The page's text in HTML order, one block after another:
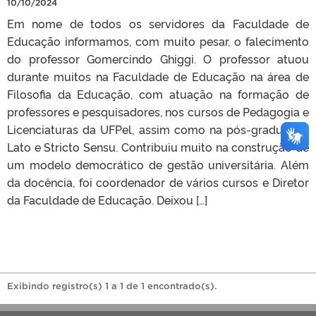
10/10/2024
Em nome de todos os servidores da Faculdade de
Educação informamos, com muito pesar, o falecimento
do professor Gomercindo Ghiggi. O professor atuou
durante muitos na Faculdade de Educação na área de
Filosofia da Educação, com atuação na formação de
professores e pesquisadores, nos cursos de Pedagogia e
Licenciaturas da UFPel, assim como na pós-graduação
Lato e Stricto Sensu. Contribuiu muito na construção de
um modelo democrático de gestão universitária. Além
da docência, foi coordenador de vários cursos e Diretor
da Faculdade de Educação. Deixou […]
Exibindo registro(s) 1 a 1 de 1 encontrado(s).